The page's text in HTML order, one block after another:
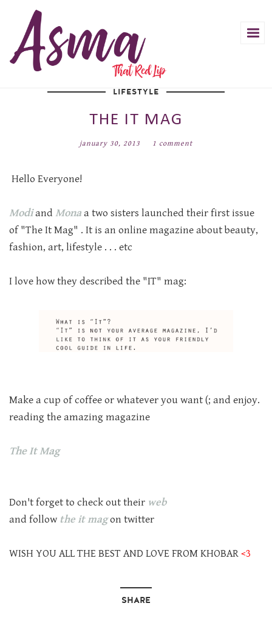
LIFESTYLE
THE IT MAG
january 30, 2013 1 comment
!Hello Everyone
Modiand Mona a two sisters launched their first issue
of "The It Mag" . It is an online magazine about beauty,
fashion, art, lifestyle . . . etc
:I love how they described the "IT" mag
.Make a cup of coffee or whatever you want (; and enjoy
reading the amazing magazine
The It Mag
Don't forget to check out their web
and follow the it magon twitter
WISH YOU ALL THE BEST AND LOVE FROM KHOBAR <3
SHARE